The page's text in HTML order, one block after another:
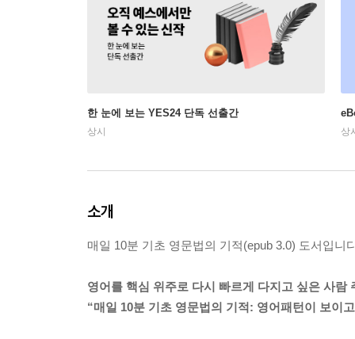
한 눈에 보는 YES24 단독 선출간
상시 상
소개
매일 10분 기초 영문법의 기적(epub 3.0) 도서입니
영어를 핵심 위주로 다시 빠르게 다지고 싶은 사람
“매일 10분 기초 영문법의 기적: 영어패턴이 보이